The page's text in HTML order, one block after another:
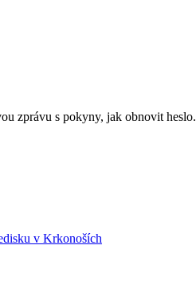
zprávu s pokyny, jak obnovit heslo.
v Krkonoších